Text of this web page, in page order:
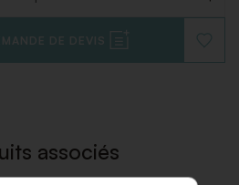
DE DEVIS
À
associés